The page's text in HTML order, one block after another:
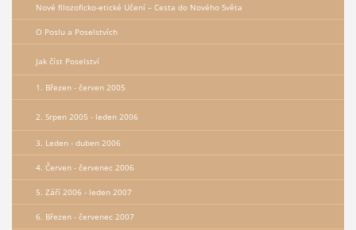
Nové filozoficko-etické Učení – Сesta do Nového Světa
O Poslu a Poselstvích
Jak číst Poselství
1. Březen - červen 2005
2. Srpen 2005 - leden 2006
3. Leden - duben 2006
4. Červen - červenec 2006
5. Září 2006 - leden 2007
6. Březen - červenec 2007